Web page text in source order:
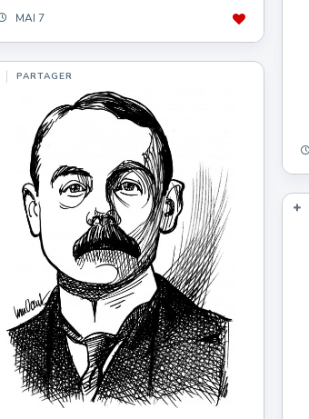
MAI 7
PARTAGER